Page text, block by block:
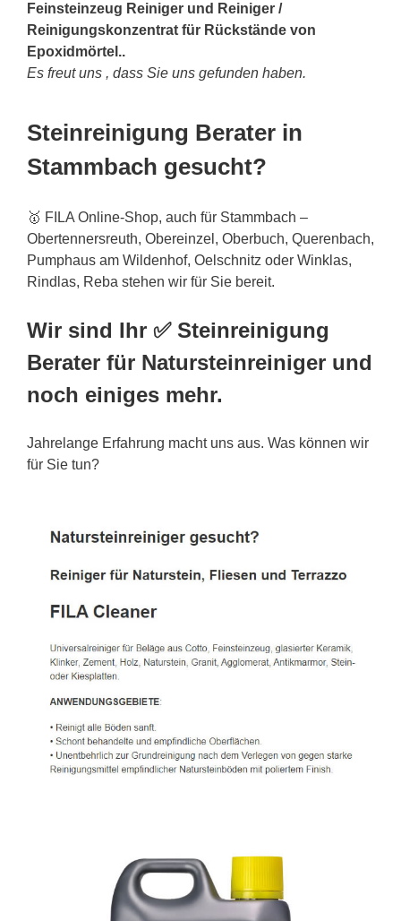
Feinsteinzeug Reiniger und Reiniger /
Reinigungskonzentrat für Rückstände von
Epoxidmörtel..
Es freut uns , dass Sie uns gefunden haben.
Steinreinigung Berater in
Stammbach gesucht?
🥇 FILA Online-Shop, auch für Stammbach –
Obertennersreuth, Obereinzel, Oberbuch, Querenbach,
Pumphaus am Wildenhof, Oelschnitz oder Winklas,
Rindlas, Reba stehen wir für Sie bereit.
Wir sind Ihr ✅ Steinreinigung
Berater für Natursteinreiniger und
noch einiges mehr.
Jahrelange Erfahrung macht uns aus. Was können wir
für Sie tun?